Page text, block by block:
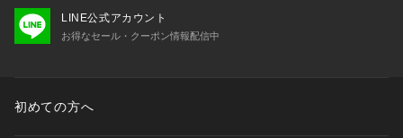
LINE公式アカウント
お得なセール・クーポン情報配信中
初めての方へ